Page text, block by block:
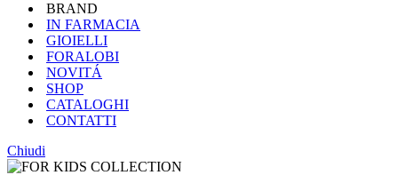
BRAND
IN FARMACIA
GIOIELLI
FORALOBI
NOVITÁ
SHOP
CATALOGHI
CONTATTI
Chiudi